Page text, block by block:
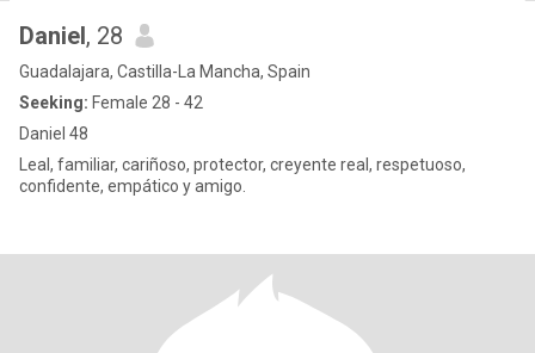
Daniel, 28
Guadalajara, Castilla-La Mancha, Spain
Seeking: Female 28 - 42
Daniel 48
Leal, familiar, cariñoso, protector, creyente real, respetuoso,
confidente, empático y amigo.